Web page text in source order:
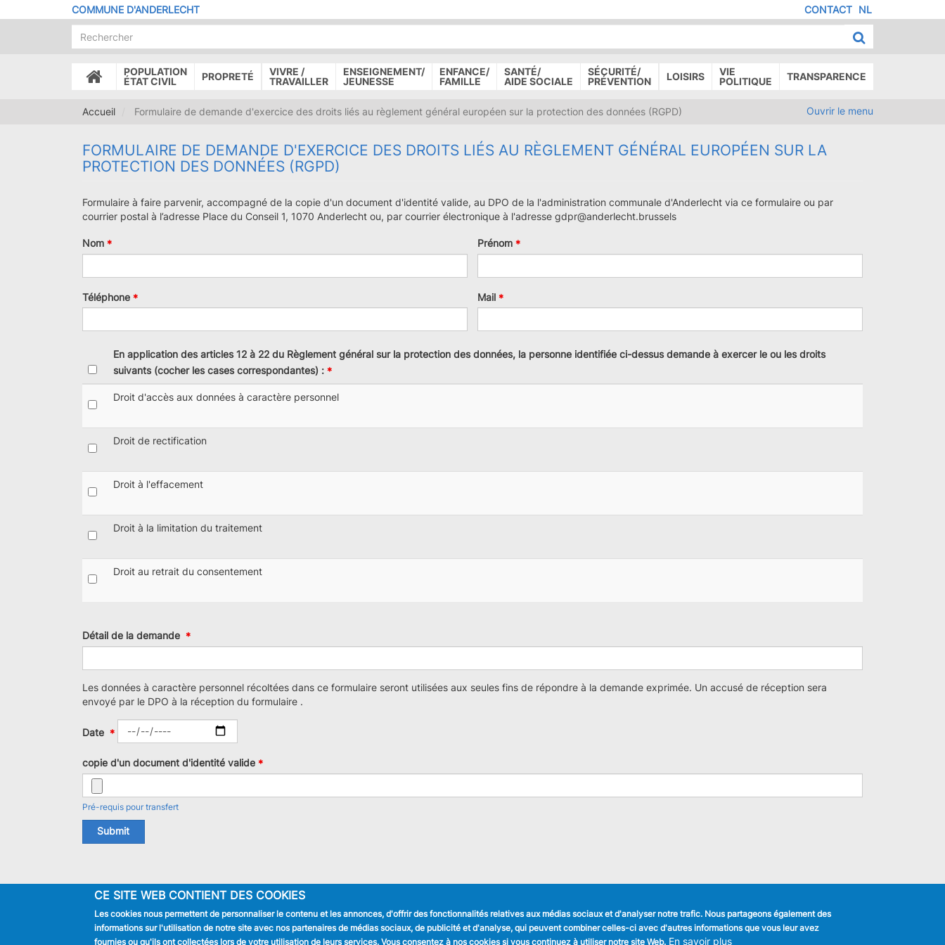
au
COMMUNE D'ANDERLECHT NL
MENU
DE
PAGE
CONTACT
ACCUEIL
POPULATION
ÉTAT CIVIL
PROPRETÉ
VIVRE /
TRAVAILLER
ENSEIGNEMENT/
JEUNESSE
ENFANCE/
FAMILLE
SANTÉ/
AIDE SOCIALE
SÉCURITÉ/
PRÉVENTION
LOISIRS
VIE
POLITIQUE
TRANSPARENCE
Accueil Formulaire de demande d'exercice des droits liés au règlement général européen sur la protection des données (RGPD) Ouvrir le menu
FORMULAIRE DE DEMANDE D'EXERCICE DES DROITS LIÉS AU RÈGLEMENT GÉNÉRAL EUROPÉEN SUR LA
PROTECTION DES DONNÉES (RGPD)
Formulaire à faire parvenir, accompagné de la copie d'un document d'identité valide, au DPO de la l'administration communale d'Anderlecht via ce formulaire ou par
courrier postal à l’adresse Place du Conseil 1, 1070 Anderlecht ou, par courrier électronique à l'adresse gdpr@anderlecht.brussels
Nom Prénom
Téléphone Mail
En application des articles 12 à 22 du Règlement général sur la protection des données, la personne identifiée ci-dessus demande à exercer le ou les droits
suivants (cocher les cases correspondantes) :
Droit d'accès aux données à caractère personnel
Droit de rectification
Droit à l'effacement
Droit à la limitation du traitement
Droit au retrait du consentement
Détail de la demande
Les données à caractère personnel récoltées dans ce formulaire seront utilisées aux seules fins de répondre à la demande exprimée. Un accusé de réception sera
envoyé par le DPO à la réception du formulaire .
Date
copie d'un document d'identité valide
Pré-requis pour transfert
Submit
JE SUIS
Habitant
LIENS UTILES
Formulaires
SUIVEZ NOUS
Facebook
CE SITE WEB CONTIENT DES COOKIES
Les cookies nous permettent de personnaliser le contenu et les annonces, d'offrir des fonctionnalités relatives aux médias sociaux et d'analyser notre trafic. Nous partageons également des
informations sur l'utilisation de notre site avec nos partenaires de médias sociaux, de publicité et d'analyse, qui peuvent combiner celles-ci avec d'autres informations que vous leur avez
fournies ou qu'ils ont collectées lors de votre utilisation de leurs services. Vous consentez à nos cookies si vous continuez à utiliser notre site Web. En savoir plus